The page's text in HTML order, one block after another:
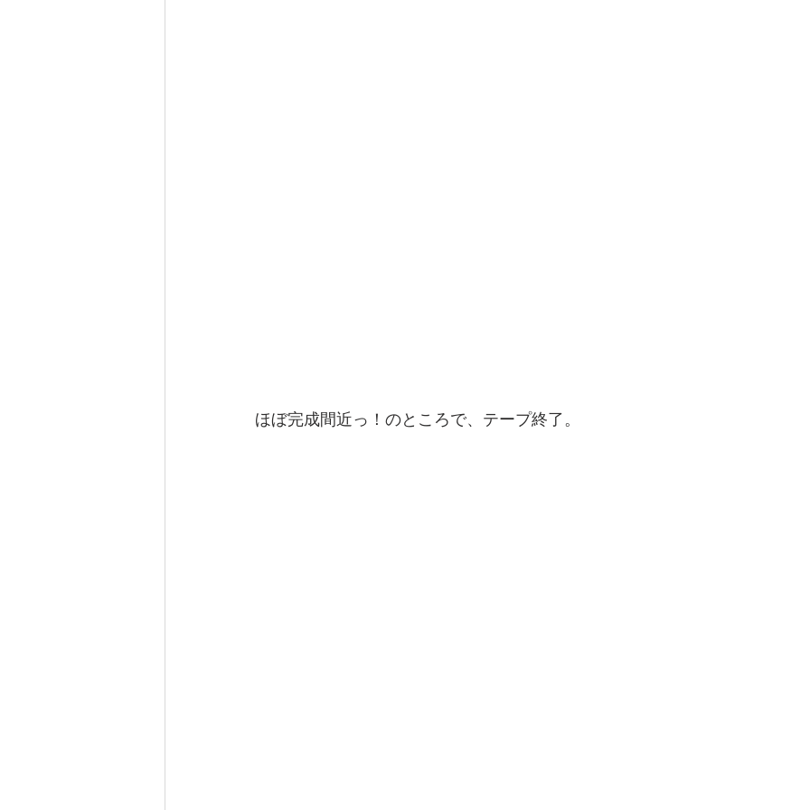
ほぼ完成間近っ！のところで、テープ終了。